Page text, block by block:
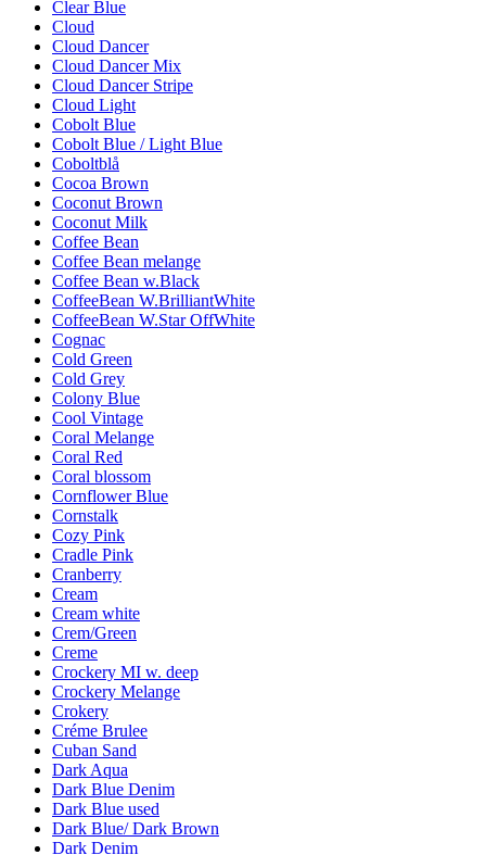
Clear Blue
Cloud
Cloud Dancer
Cloud Dancer Mix
Cloud Dancer Stripe
Cloud Light
Cobolt Blue
Cobolt Blue / Light Blue
Coboltblå
Cocoa Brown
Coconut Brown
Coconut Milk
Coffee Bean
Coffee Bean melange
Coffee Bean w.Black
CoffeeBean W.BrilliantWhite
CoffeeBean W.Star OffWhite
Cognac
Cold Green
Cold Grey
Colony Blue
Cool Vintage
Coral Melange
Coral Red
Coral blossom
Cornflower Blue
Cornstalk
Cozy Pink
Cradle Pink
Cranberry
Cream
Cream white
Crem/Green
Creme
Crockery MI w. deep
Crockery Melange
Crokery
Créme Brulee
Cuban Sand
Dark Aqua
Dark Blue Denim
Dark Blue used
Dark Blue/ Dark Brown
Dark Denim